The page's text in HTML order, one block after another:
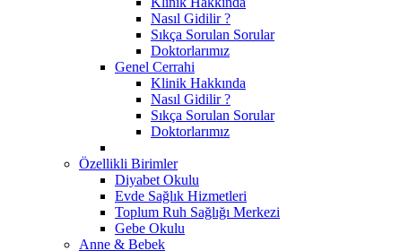
Nasıl Gidilir ?
Sıkça Sorulan Sorular
Doktorlarımız
Genel Cerrahi
Klinik Hakkında
Nasıl Gidilir ?
Sıkça Sorulan Sorular
Doktorlarımız
Özellikli Birimler
Diyabet Okulu
Evde Sağlık Hizmetleri
Toplum Ruh Sağlığı Merkezi
Gebe Okulu
Anne & Bebek